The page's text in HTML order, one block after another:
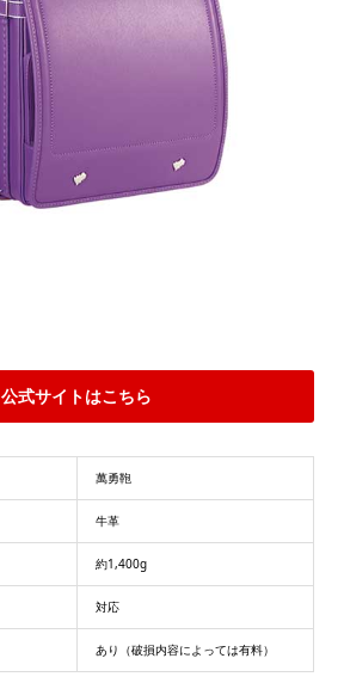
公式サイトはこちら
萬勇鞄
牛革
約1,400g
対応
あり（破損内容によっては有料）